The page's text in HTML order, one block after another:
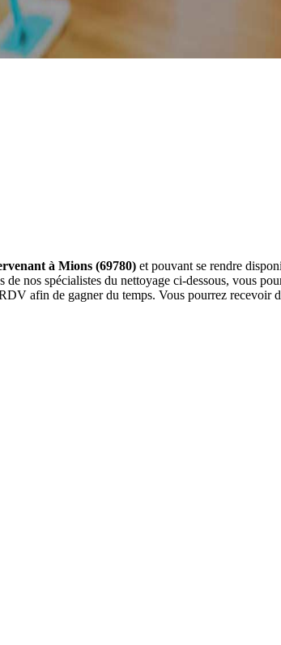
à Mions (69780) et pouvant se rendre
nos spécialistes du nettoyage ci-dessous, vous
afin de gagner du temps. Vous pourrez recevoir